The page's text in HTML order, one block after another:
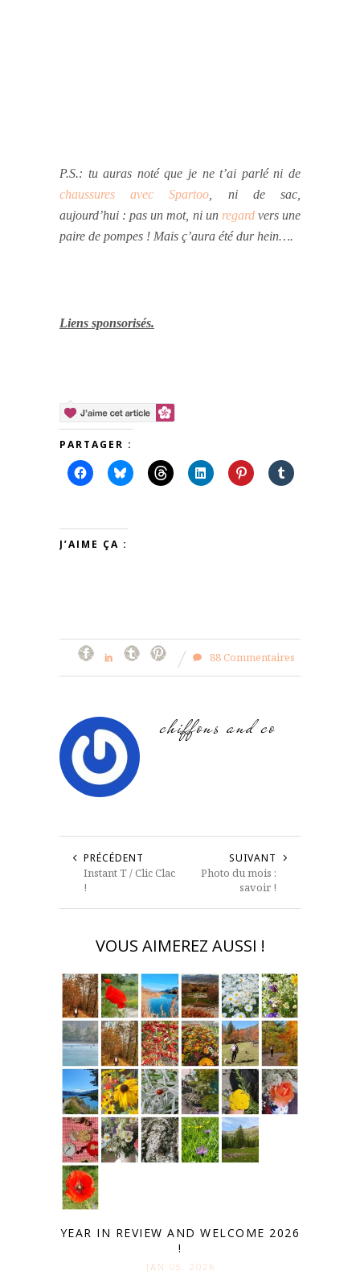
P.S.: tu auras noté que je ne t’ai parlé ni de
chaussures avec Spartoo , ni de sac,
aujourd’hui : pas un mot, ni un regardvers une
paire de pompes ! Mais ç’aura été dur hein….
Liens sponsorisés.
PARTAGER :
J’AIME ÇA :
88 Commentaires
chiffons and co
PRÉCÉDENT
Instant T / Clic Clac
!
SUIVANT
Photo du mois :
savoir !
VOUS AIMEREZ AUSSI !
YEAR IN REVIEW AND WELCOME 2026
!
JAN 05. 2026